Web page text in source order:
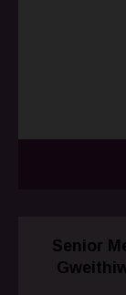
Senior